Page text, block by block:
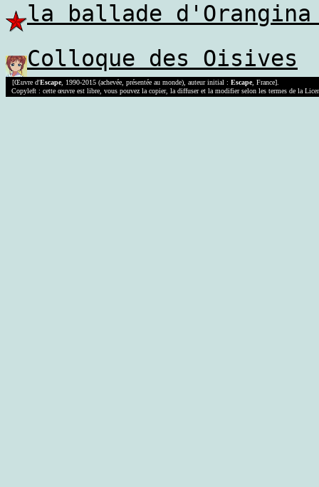
la ballade
Colloque des Oisives
[Œuvre d'Escape, 1990-2015 (achevée, présentée au monde), auteur initial :Escape, France].
Copyleft : cette œuvre est libre, vous pouvez la copier, la diffuser et la modifier selon les termes de la